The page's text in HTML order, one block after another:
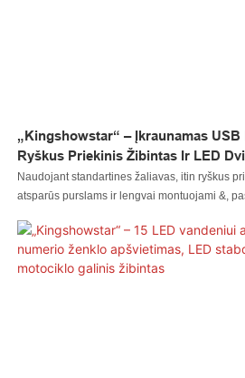
„Kingshowstar“ – Įkraunamas
Ryškus Priekinis Žibintas Ir LED
Atsparus Purslams Ir Lengvai
LED Motociklo Galinį Žibintą
Naudojant standartines žaliavas, itin ryškus
atsparūs purslams ir lengvai montuojami &,
uolos šviesa, „Led“ plaktukas, „Led“ rato
„Led“ motociklo šviesa, „Led“ valties šviesa,
valdiklis yra 100 % kokybės garantuotas ir